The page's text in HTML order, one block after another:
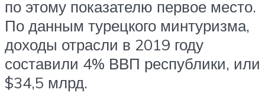
по этому показателю первое место.
По данным турецкого минтуризма,
доходы отрасли в 2019 году
составили 4% ВВП республики, или
$34,5 млрд.